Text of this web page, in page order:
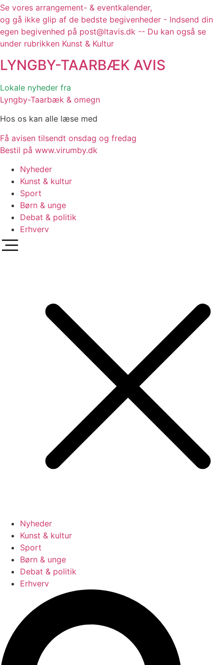
Se vores arrangement- & eventkalender,
og gå ikke glip af de bedste begivenheder - Indsend din
egen begivenhed på post@ltavis.dk -- Du kan også se
under rubrikken Kunst & Kultur
LYNGBY-TAARBÆK AVIS
Lokale nyheder fra
Lyngby-Taarbæk & omegn
Hos os kan alle læse med
Få avisen tilsendt onsdag og fredag
Bestil på www.virumby.dk
Nyheder
Kunst & kultur
Sport
Børn & unge
Debat & politik
Erhverv
Nyheder
Kunst & kultur
Sport
Børn & unge
Debat & politik
Erhverv